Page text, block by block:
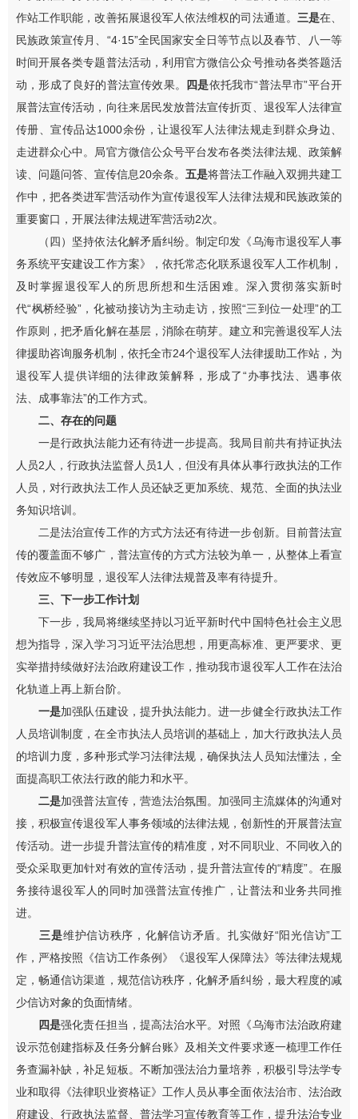
作站工作职能，改善拓展退役军人依法维权的司法通道。 三是在、
民族政策宣传月、“4·15”全民国家安全日等节点以及春节、八一等
时间开展各类专题普法活动，利用官方微信公众号推动各类答题活
动，形成了良好的普法宣传效果。
四是依托我市“普法早市”平台开
展普法宣传活动，向往来居民发放普法宣传折页、退役军人法律宣
传册、宣传品达1000余份，让退役军人法律法规走到群众身边、
走进群众心中。局官方微信公众号平台发布各类法律法规、政策解
读、问题问答、宣传信息20余条。 五是将普法工作融入双拥共建工
作中，把各类进军营活动作为宣传退役军人法律法规和民族政策的
重要窗口，开展法律法规进军营活动2次。
（四）坚持依法化解矛盾纠纷。制定印发《乌海市退役军人事
务系统平安建设工作方案》，依托常态化联系退役军人工作机制，
及时掌握退役军人的所思所想和生活困难。深入贯彻落实新时
代“枫桥经验”，化被动接访为主动走访，按照“三到位一处理”的工
作原则，把矛盾化解在基层，消除在萌芽。建立和完善退役军人法
律援助咨询服务机制，依托全市24个退役军人法律援助工作站，为
退役军人提供详细的法律政策解释，形成了“办事找法、遇事依
法、成事靠法”的工作方式。
二、存在的问题
一是行政执法能力还有待进一步提高。我局目前共有持证执法
人员2人，行政执法监督人员1人，但没有具体从事行政执法的工作
人员，对行政执法工作人员还缺乏更加系统、规范、全面的执法业
务知识培训。
二是法治宣传工作的方式方法还有待进一步创新。目前普法宣
传的覆盖面不够广，普法宣传的方式方法较为单一，从整体上看宣
传效应不够明显，退役军人法律法规普及率有待提升。
三、下一步工作计划
下一步，我局将继续坚持以习近平新时代中国特色社会主义思
想为指导，深入学习习近平法治思想，用更高标准、更严要求、更
实举措持续做好法治政府建设工作，推动我市退役军人工作在法治
化轨道上再上新台阶。
一是加强队伍建设，提升执法能力。进一步健全行政执法工作
人员培训制度，在全市执法人员培训的基础上，加大行政执法人员
的培训力度，多种形式学习法律法规，确保执法人员知法懂法，全
面提高职工依法行政的能力和水平。
二是加强普法宣传，营造法治氛围。加强同主流媒体的沟通对
接，积极宣传退役军人事务领域的法律法规，创新性的开展普法宣
传活动。进一步提升普法宣传的精准度，对不同职业、不同收入的
受众采取更加针对有效的宣传活动，提升普法宣传的“精度”。在服
务接待退役军人的同时加强普法宣传推广，让普法和业务共同推
进。
三是维护信访秩序，化解信访矛盾。扎实做好“阳光信访”工
作，严格按照《信访工作条例》《退役军人保障法》等法律法规规
定，畅通信访渠道，规范信访秩序，化解矛盾纠纷，最大程度的减
少信访对象的负面情绪。
四是强化责任担当，提高法治水平。对照《乌海市法治政府建
设示范创建指标及任务分解台账》及相关文件要求逐一梳理工作任
务查漏补缺，补足短板。不断加强法治力量培养，积极引导法学专
业和取得《法律职业资格证》工作人员从事全面依法治市、法治政
府建设、行政执法监督、普法学习宣传教育等工作，提升法治专业